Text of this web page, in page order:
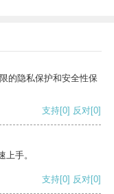
的隐私保护和安全性保
支持[0] 反对[0]
手。
支持[0] 反对[0]